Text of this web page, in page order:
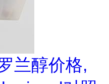
兰醇价格,